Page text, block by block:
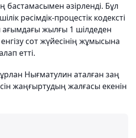
бастамасымен әзірленді. Бұл
рәсімдік-процестік кодексті
жылғы 1 шілдеден
сот жүйесінің жұмысына
етті.
Нығматулин аталған заң
жаңғыртудың жалғасы екенін